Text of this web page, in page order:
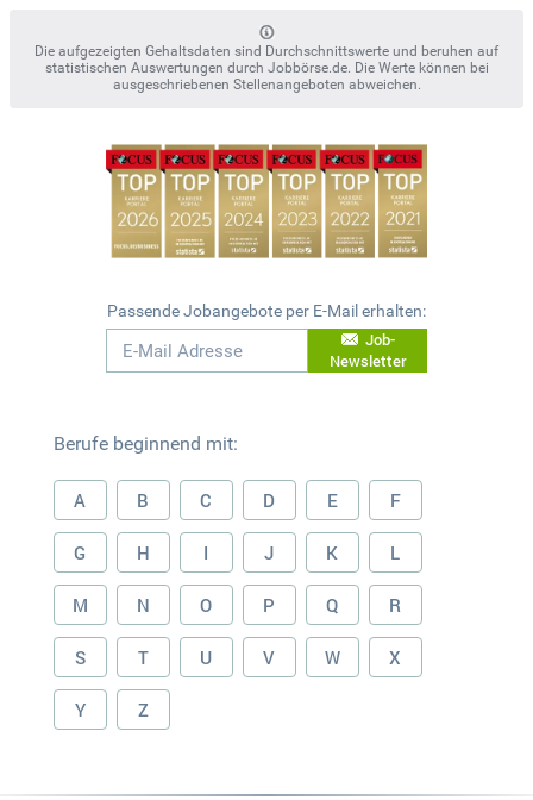
Die aufgezeigten Gehaltsdaten sind Durchschnittswerte und beruhen auf
statistischen Auswertungen durch Jobbörse.de. Die Werte können bei
ausgeschriebenen Stellenangeboten abweichen.
Passende Jobangebote per E-Mail erhalten:
Job-
Newsletter
Berufe beginnend mit:
A B C D E F
G H I J K L
M N O P Q R
S T U V W X
Y Z